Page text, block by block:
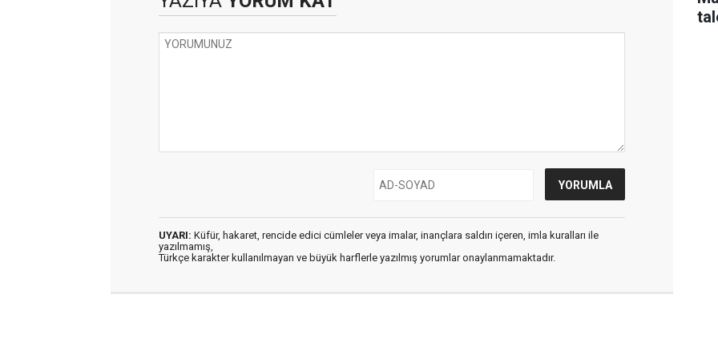
UYARI: Küfür, hakaret, rencide edici cümleler veya imalar, inançlara saldırı içeren, imla kuralları ile
yazılmamış,
Türkçe karakter kullanılmayan ve büyük harflerle yazılmış yorumlar onaylanmamaktadır.